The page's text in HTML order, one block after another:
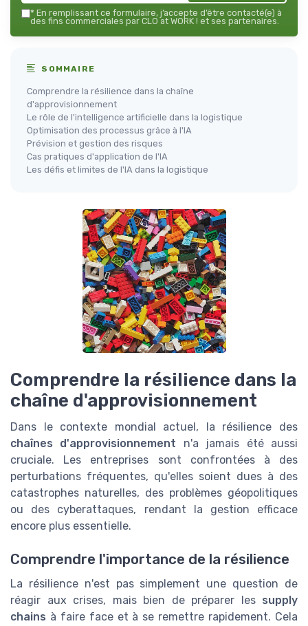
* En remplissant ce formulaire, j’accepte d’être contacté(e) à
des fins commerciales par CLO at WORK ! et ses partenaires.
SOMMAIRE
Comprendre la résilience dans la chaîne
d'approvisionnement
Le rôle de l'intelligence artificielle dans la logistique
Optimisation des processus grâce à l'IA
Prévision et gestion des risques
Cas pratiques d'application de l'IA
Les défis et limites de l'IA dans la logistique
Comprendre la résilience dans la
chaîne d'approvisionnement
Dans le contexte mondial actuel, la résilience des
chaînes d'approvisionnement n'a jamais été aussi
cruciale. Les entreprises sont confrontées à des
perturbations fréquentes, qu'elles soient dues à des
catastrophes naturelles, des problèmes géopolitiques
ou des cyberattaques, rendant la gestion efficace
encore plus essentielle.
Comprendre l'importance de la résilience
La résilience n'est pas simplement une question de
réagir aux crises, mais bien de préparer les supply
chains à faire face et à se remettre rapidement. Cela